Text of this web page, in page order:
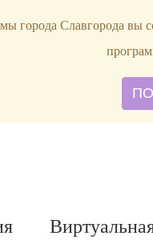
города Славгорода